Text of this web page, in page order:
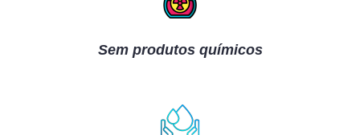
Sem produtos químicos